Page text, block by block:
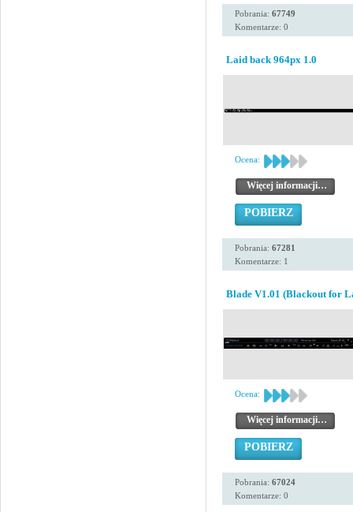
Pobrania: 67749
Komentarze: 0
Laid back 964px 1.0
Ocena:
Więcej informacji…
POBIERZ
Pobrania: 67281
Komentarze: 1
Blade V1.01 (Blackout for
Ocena:
Więcej informacji…
POBIERZ
Pobrania: 67024
Komentarze: 0